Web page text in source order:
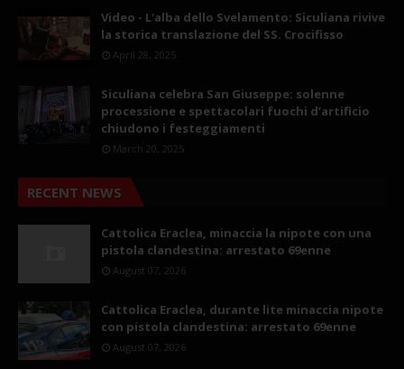
Video - L'alba dello Svelamento: Siculiana rivive
la storica translazione del SS. Crocifisso
April 28, 2025
Siculiana celebra San Giuseppe: solenne
processione e spettacolari fuochi d’artificio
chiudono i festeggiamenti
March 20, 2025
RECENT NEWS
Cattolica Eraclea, minaccia la nipote con una
pistola clandestina: arrestato 69enne
August 07, 2026
Cattolica Eraclea, durante lite minaccia nipote
con pistola clandestina: arrestato 69enne
August 07, 2026